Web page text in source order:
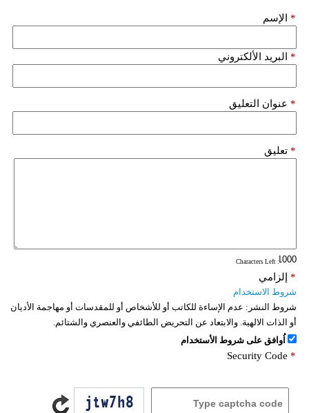
الإسم *
البريد الألكتروني *
عنوان التعليق *
تعليق *
: Characters Left
إلزامي *
شروط الاستخدام
شروط النشر: عدم الإساءة للكاتب أو للأشخاص أو للمقدسات أو مهاجمة الأديان
أو الذات الالهية. والابتعاد عن التحريض الطائفي والعنصري والشتائم.
اُوافق على شروط الأستخدام
Security Code *